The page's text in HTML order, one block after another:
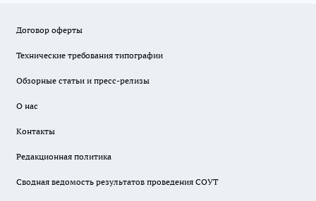
Договор оферты
Технические требования типографии
Обзорные статьи и пресс-релизы
О нас
Контакты
Редакционная политика
Сводная ведомость результатов проведения СОУТ